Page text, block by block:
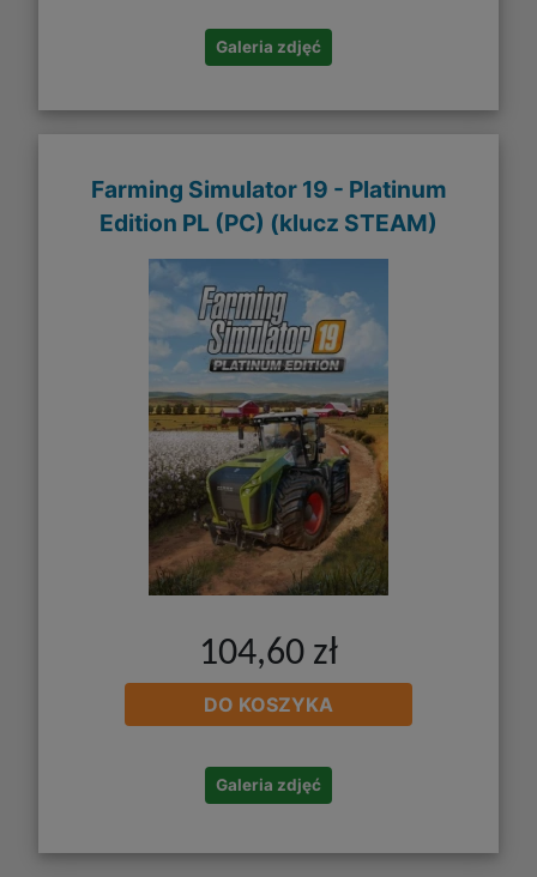
Galeria zdjęć
Farming Simulator 19 - Platinum
Edition PL (PC) (klucz STEAM)
104,60 zł
DO KOSZYKA
Galeria zdjęć